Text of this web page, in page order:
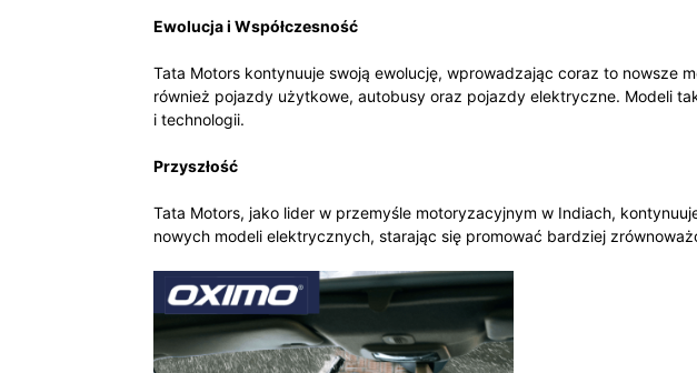
Ewolucja i Współczesność
Tata Motors kontynuuje swoją ewolucję, wprowadzając coraz to nowsze
również pojazdy użytkowe, autobusy oraz pojazdy elektryczne. Modeli
i technologii.
Przyszłość
Tata Motors, jako lider w przemyśle motoryzacyjnym w Indiach,
nowych modeli elektrycznych, starając się promować bardziej